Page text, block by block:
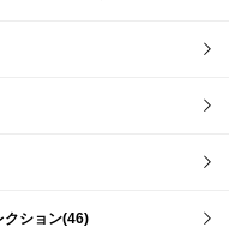
ション(46)